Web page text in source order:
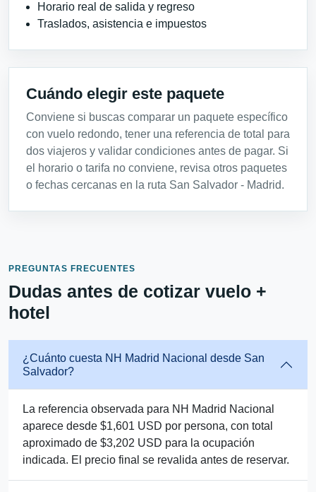
Horario real de salida y regreso
Traslados, asistencia e impuestos
Cuándo elegir este paquete
Conviene si buscas comparar un paquete específico
con vuelo redondo, tener una referencia de total para
dos viajeros y validar condiciones antes de pagar. Si
el horario o tarifa no conviene, revisa otros paquetes
o fechas cercanas en la ruta San Salvador - Madrid.
PREGUNTAS FRECUENTES
Dudas antes de cotizar vuelo +
hotel
¿Cuánto cuesta NH Madrid Nacional desde San
Salvador?
La referencia observada para NH Madrid Nacional
aparece desde $1,601 USD por persona, con total
aproximado de $3,202 USD para la ocupación
indicada. El precio final se revalida antes de reservar.